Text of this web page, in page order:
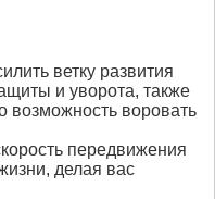
ветку развития
и уворота, также
возможность воровать
передвижения
делая вас